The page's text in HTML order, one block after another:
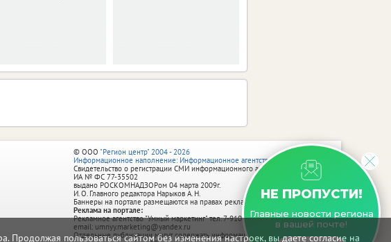
пользоваться сайтом без изменения настроек, вы даете согласие на
НЕ ПРОПУСТИ!
Главные новости региона
в вашей почте!
© ООО "Регион центр" 2004 - 2026
Информационное наполнение: Информационное агентство vRossii.ru
Свидетельство о регистрации СМИ информационного агентства vRossii.ru
ИА № ФС 77‑35502
выдано РОСКОМНАДЗОРом 04 марта 2009г.
И. О. Главного редактора Нарыков А. Н.
Баннеры на портале размещаются на правах рекламы.
Реклама на портале:
Рекламное агентство "Умный маркетинг" тел. 7-910-267-70-40,
email: umnyy.marketing@yandex.ru
Отдельные публикации могут содержать информацию, не предназначенную